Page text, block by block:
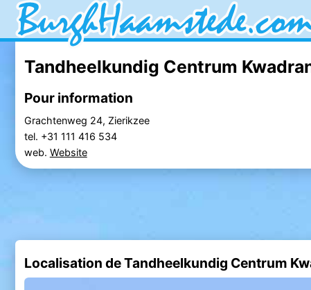
Tandheelkundig Centrum
Pour information
Grachtenweg 24, Zierikzee
tel. +31 111 416 534
web. Website
Localisation de Tandheelkundig Centrum